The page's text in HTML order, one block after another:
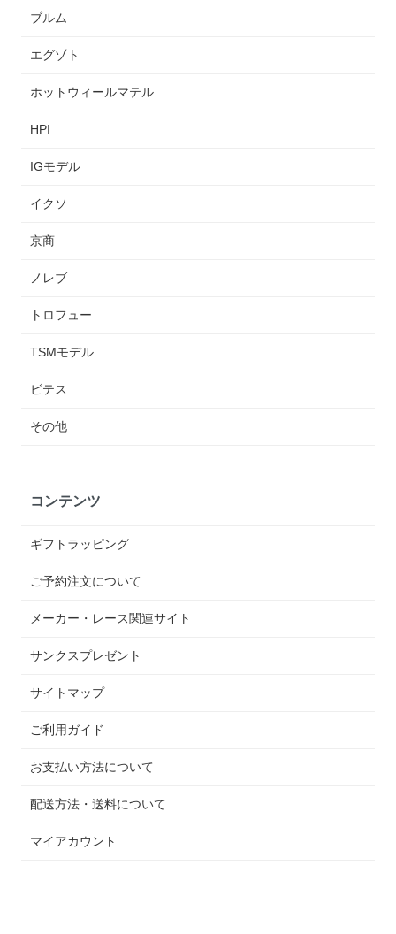
ブルム
エグゾト
ホットウィールマテル
HPI
IGモデル
イクソ
京商
ノレブ
トロフュー
TSMモデル
ビテス
その他
コンテンツ
ギフトラッピング
ご予約注文について
メーカー・レース関連サイト
サンクスプレゼント
サイトマップ
ご利用ガイド
お支払い方法について
配送方法・送料について
マイアカウント